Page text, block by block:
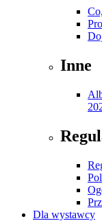
Inne
Dla wystawcy